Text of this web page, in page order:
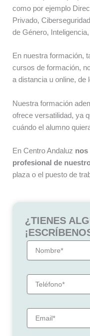
como por ejemplo
Privado,
de Género,
En nuestra formación,
cursos de formación,
a distancia u online, de
Nuestra formación
ofrece versatilidad, ya
cuándo el alumno
En Centro Andaluz nos
profesional de
plaza o el puesto de
¿TIENES